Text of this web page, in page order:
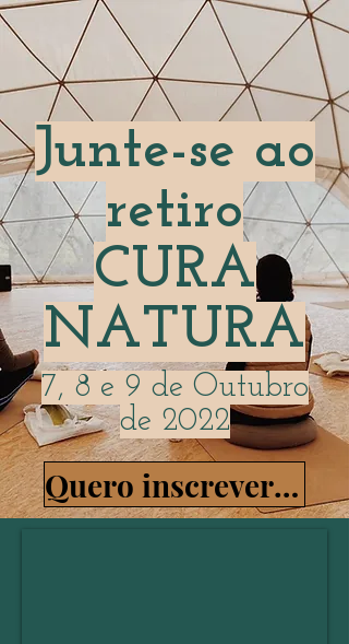
Junte-se ao
retiro
CURA
NATURA
7, 8 e 9 de Outubro
de 2022
Quero inscrever-me